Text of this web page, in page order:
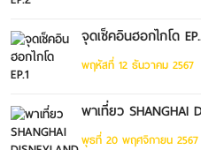
จุดเช็คอินฮอกไกโด
พฤหัสที่ 12 ธันวาคม 2567
พาเที่ยว SHANGHAI
พุธที่ 20 พฤศจิกายน 2567